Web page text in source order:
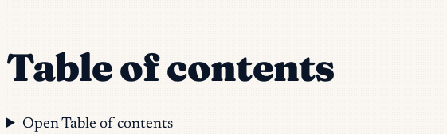
Table of contents
Open Table of contents